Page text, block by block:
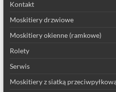
Kontakt
Moskitiery drzwiowe
Moskitiery okienne (ramkowe)
Rolety
Serwis
Moskitiery z siatką